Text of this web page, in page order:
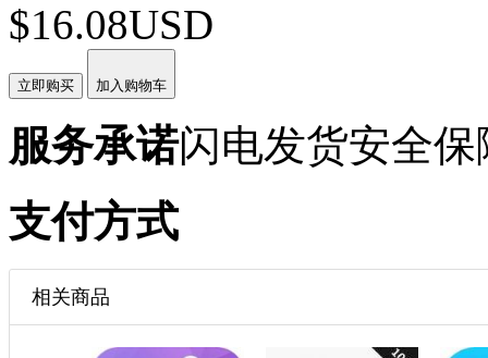
$16.08USD
立即购买 加入购物车
服务承诺闪电发货安全保
支付方式
相关商品